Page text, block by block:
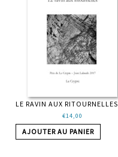
LE RAVIN AUX RITOURNELLES
€14,00
AJOUTER AU PANIER